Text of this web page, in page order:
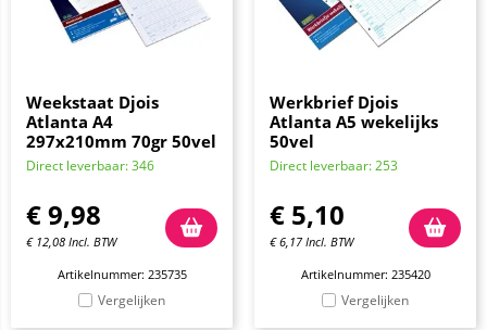
Weekstaat Djois
Atlanta A4
297x210mm 70gr 50vel
Direct leverbaar: 346
€9,98
€ 12,08 Incl. BTW
Artikelnummer: 235735
Vergelijken
Werkbrief Djois
Atlanta A5 wekelijks
50vel
Direct leverbaar: 253
€ 5,10
€6,17 Incl. BTW
Artikelnummer: 235420
Vergelijken